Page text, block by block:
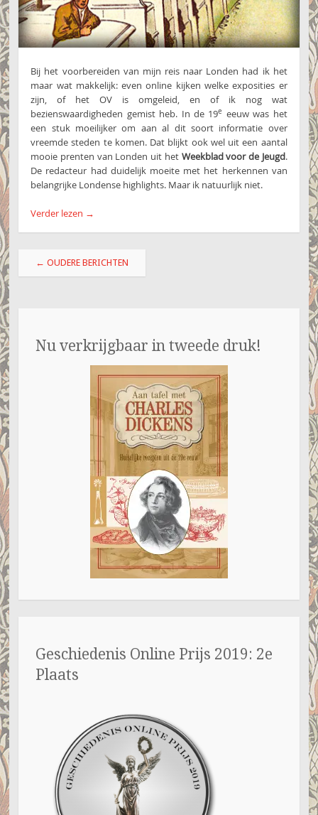
Bij het voorbereiden van mijn reis naar Londen had ik het
maar wat makkelijk: even online kijken welke exposities er
zijn, of het OV is omgeleid, en of ik nog wat
bezienswaardigheden gemist heb. In de 19e eeuw was het
een stuk moeilijker om aan al dit soort informatie over
vreemde steden te komen. Dat blijkt ook wel uit een aantal
mooie prenten van Londen uit het Weekblad voor de Jeugd.
De redacteur had duidelijk moeite met het herkennen van
belangrijke Londense highlights. Maar ik natuurlijk niet.
Verder lezen →
Berichtnavigatie
← OUDERE BERICHTEN
Nu verkrijgbaar in tweede druk!
Geschiedenis Online Prijs 2019: 2e
Plaats